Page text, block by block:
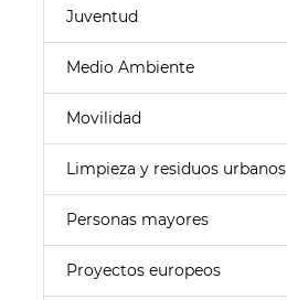
Juventud
Medio Ambiente
Movilidad
Limpieza y residuos urbanos
Personas mayores
Proyectos europeos